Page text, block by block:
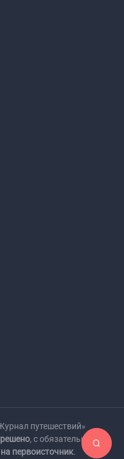
путешествий»
, с обязательной
первоисточник.